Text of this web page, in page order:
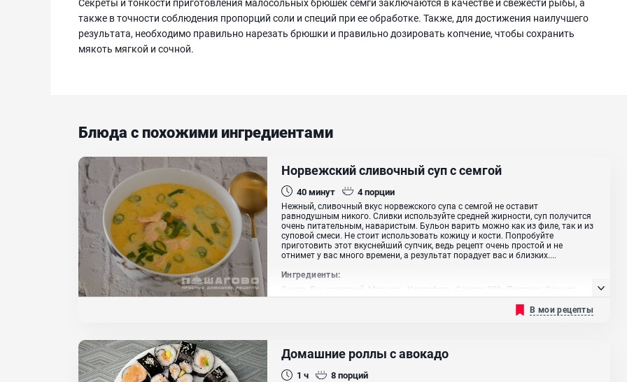
также в точности соблюдения пропорций соли и специй при ее обработке. Также, для достижения наилучшего
результата, необходимо правильно нарезать брюшки и правильно дозировать копчение, чтобы сохранить
мякоть мягкой и сочной.
Блюда с похожими ингредиентами
Норвежский сливочный суп с семгой
40минут 4порции
Нежный, сливочный вкус норвежского супа с семгой не оставит
равнодушным никого. Сливки используйте средней жирности, суп получится
очень питательным, наваристым. Бульон варить можно как из филе, так и из
суповой смеси. Не стоит использовать кожицу и кости. Попробуйте
приготовить этот вкуснейший супчик, ведь рецепт очень простой и не
отнимет у вас много времени, а результат порадует вас и близких....
Ингредиенты:
Семга, Лук репчатый, Морковь, Картофель, Сливки 20%, Паприка, Специя
В мои рецепты
Домашние роллы с авокадо
1 ч 8порций